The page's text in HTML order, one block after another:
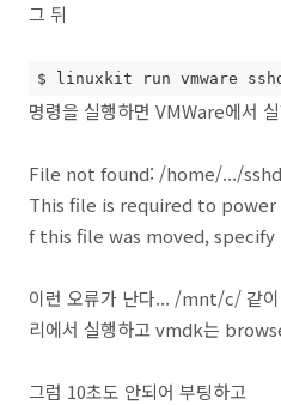
그 뒤
$ linuxkit run vmware
명령을 실행하면 VMWare에서
File not found: /home/.../
This file is required to
f this file was moved,
이런 오류가 난다... /mnt/c/ 같이
리에서 실행하고 vmdk는
그럼 10초도 안되어 부팅하고